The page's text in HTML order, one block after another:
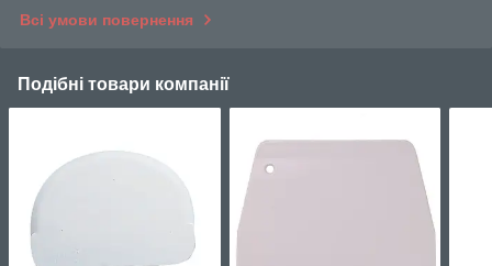
Всі умови повернення
Подібні товари компанії